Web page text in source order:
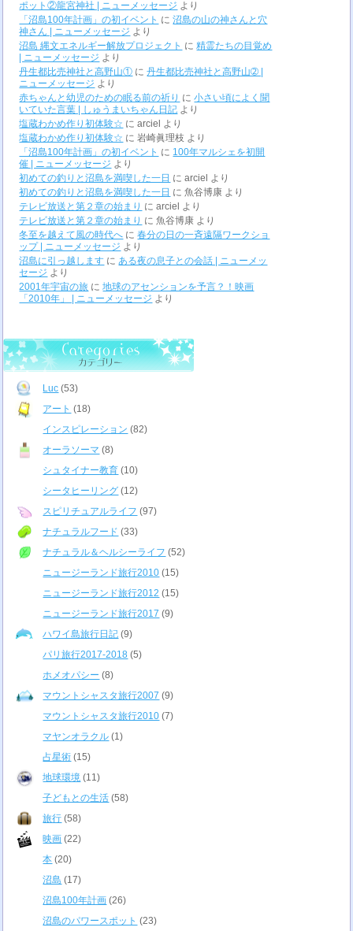
ポット②龍宮神社 | ニューメッセージ より
「沼島100年計画」の初イベント に沼島の山の神さんと穴
神さん | ニューメッセージ より
沼島 縄文エネルギー解放プロジェクト に精霊たちの目覚め
| ニューメッセージ より
丹生都比売神社と高野山① に丹生都比売神社と高野山➁ |
ニューメッセージ より
赤ちゃんと幼児のための眠る前の祈り に小さい頃によく聞
いていた言葉 | しゅうまいちゃん日記 より
塩蔵わかめ作り初体験☆ にarciel
より
塩蔵わかめ作り初体験☆ に岩崎眞理枝 より
「沼島100年計画」の初イベント に 100年マルシェを初開
催 | ニューメッセージ より
初めての釣りと沼島を満喫した一日 にarciel
より
初めての釣りと沼島を満喫した一日 に魚谷博康 より
テレビ放送と第２章の始まり にarciel
より
テレビ放送と第２章の始まり に魚谷博康 より
冬至を越えて風の時代へ に春分の日の一斉遠隔ワークショ
ップ | ニューメッセージ より
沼島に引っ越します に ある夜の息子との会話 | ニューメッ
セージ より
2001年宇宙の旅 に地球のアセンションを予言？！映画
「2010年」 | ニューメッセージ より
Luc (53)
アート (18)
インスピレーション (82)
オーラソーマ (8)
シュタイナー教育 (10)
シータヒーリング (12)
スピリチュアルライフ (97)
ナチュラルフード (33)
ナチュラル＆ヘルシーライフ (52)
ニュージーランド旅行2010 (15)
ニュージーランド旅行2012 (15)
ニュージーランド旅行2017 (9)
ハワイ島旅行日記 (9)
パリ旅行2017-2018 (5)
ホメオパシー (8)
マウントシャスタ旅行2007 (9)
マウントシャスタ旅行2010 (7)
マヤンオラクル (1)
占星術 (15)
地球環境 (11)
子どもとの生活 (58)
旅行 (58)
映画 (22)
本 (20)
沼島 (17)
沼島100年計画 (26)
沼島のパワースポット (23)